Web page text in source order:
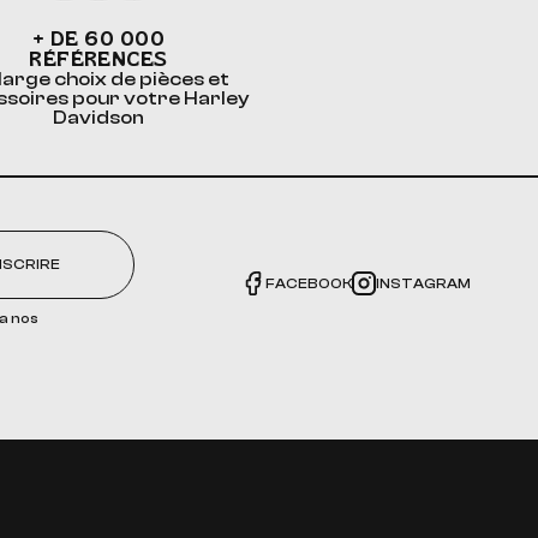
+ DE 60 000
RÉFÉRENCES
choix de pièces et
pour votre Harley
Davidson
nos
FACEBOOK INSTAGRAM